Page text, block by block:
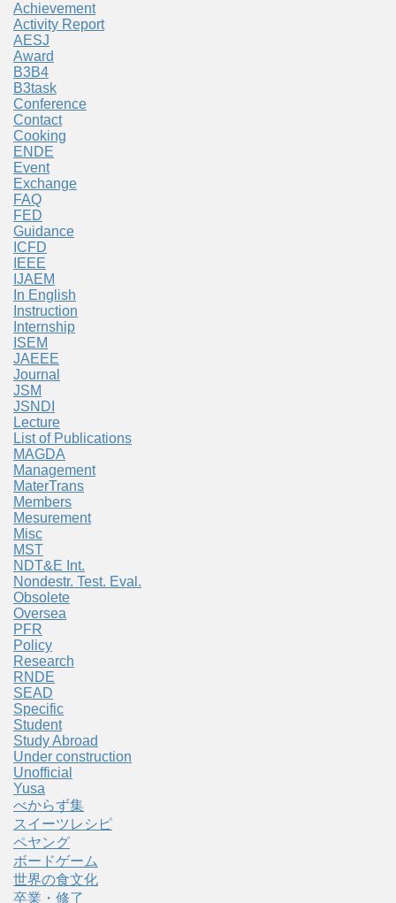
Achievement
Activity Report
AESJ
Award
B3B4
B3task
Conference
Contact
Cooking
ENDE
Event
Exchange
FAQ
FED
Guidance
ICFD
IEEE
IJAEM
In English
Instruction
Internship
ISEM
JAEEE
Journal
JSM
JSNDI
Lecture
List of Publications
MAGDA
Management
MaterTrans
Members
Mesurement
Misc
MST
NDT&E Int.
Nondestr. Test. Eval.
Obsolete
Oversea
PFR
Policy
Research
RNDE
SEAD
Specific
Student
Study Abroad
Under construction
Unofficial
Yusa
べからず集
スイーツレシピ
ペヤング
ボードゲーム
世界の食文化
卒業・修了